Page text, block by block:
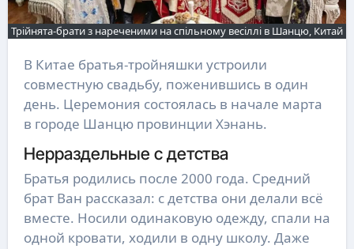
Трійнята-брати з нареченими на спільному весіллі в Шанцю, Китай
В Китае братья-тройняшки устроили
совместную свадьбу, поженившись в один
день. Церемония состоялась в начале марта
в городе Шанцю провинции Хэнань.
Нерраздельные с детства
Братья родились после 2000 года. Средний
брат Ван рассказал: с детства они делали всё
вместе. Носили одинаковую одежду, спали на
одной кровати, ходили в одну школу. Даже